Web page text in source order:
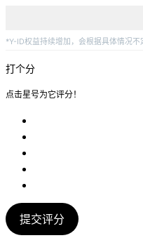
*Y-ID权益持续增加，会根据具体情况不
打个分
点击星号为它评分！
提交评分